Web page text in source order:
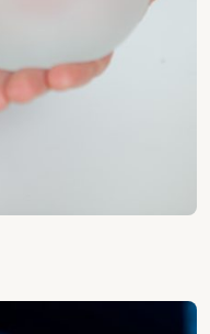
corsi